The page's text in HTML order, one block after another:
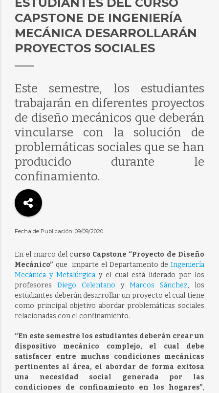
CAPSTONE DE INGENIERÍA
MECÁNICA DESARROLLARÁN
PROYECTOS SOCIALES
Este semestre, los estudiantes
trabajarán en diferentes proyectos
de diseño mecánicos que deberán
vincularse con la solución de
problemáticas sociales que se han
producido durante le
confinamiento.
Fecha de Publicación: 09/09/2020
En el marco del curso Capstone “Proyecto de Diseño
Mecánico” que imparte el Departamento deIngeniería
Mecánica y Metalúrgicay el cual está liderado por los
profesores Diego Celentano yMarcos Sánchez, los
estudiantes deberán desarrollar un proyecto el cual tiene
como principal objetivo abordar problemáticas sociales
relacionadas con el confinamiento.
“En este semestre los estudiantes deberán crear un
dispositivo mecánico complejo, el cual debe
satisfacer entre muchas condiciones mecánicas
pertinentes al área, el abordar de forma exitosa
una necesidad social generada por las
condiciones de confinamiento en los hogares”,